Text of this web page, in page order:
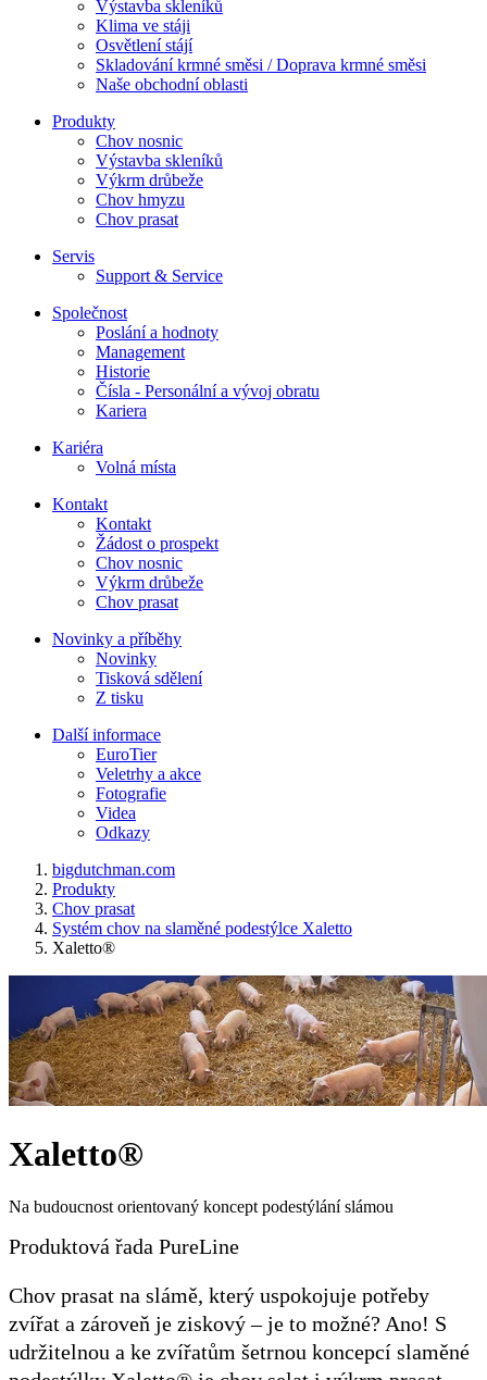
Výstavba skleníků
Klima ve stáji
Osvětlení stájí
Skladování krmné směsi / Doprava krmné směsi
Naše obchodní oblasti
Produkty
Chov nosnic
Výstavba skleníků
Výkrm drůbeže
Chov hmyzu
Chov prasat
Servis
Support & Service
Společnost
Poslání a hodnoty
Management
Historie
Čísla - Personální a vývoj obratu
Kariera
Kariéra
Volná místa
Kontakt
Kontakt
Žádost o prospekt
Chov nosnic
Výkrm drůbeže
Chov prasat
Novinky a příběhy
Novinky
Tisková sdělení
Z tisku
Další informace
EuroTier
Veletrhy a akce
Fotografie
Videa
Odkazy
bigdutchman.com
Produkty
Chov prasat
Systém chov na slaměné podestýlce Xaletto
Xaletto®
Xaletto®
Na budoucnost orientovaný koncept podestýlání slámou
Produktová řada PureLine
Chov prasat na slámě, který uspokojuje potřeby
zvířat a zároveň je ziskový – je to možné? Ano! S
udržitelnou a ke zvířatům šetrnou koncepcí slaměné